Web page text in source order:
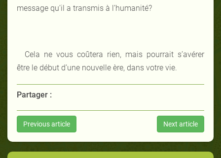
message qu’il a transmis à l’humanité?
Cela ne vous coûtera rien, mais pourrait s’avérer
être le début d’une nouvelle ère, dans votre vie.
Partager :
Previous article Next article